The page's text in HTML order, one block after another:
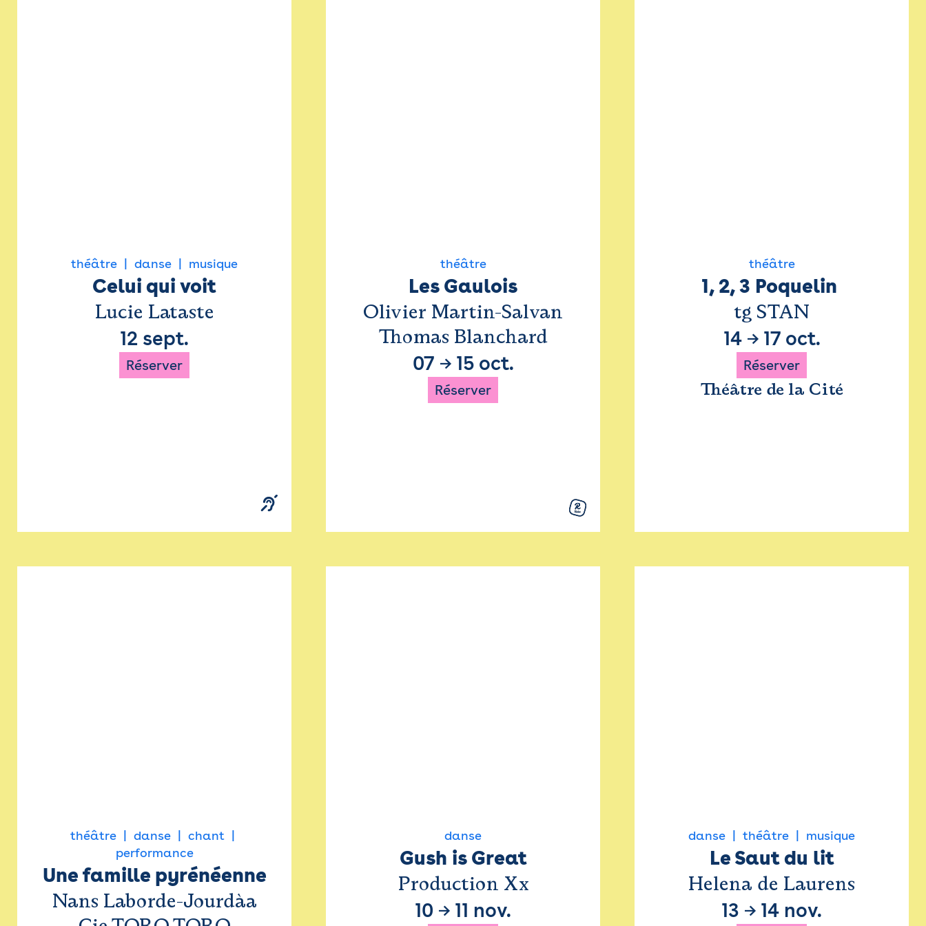
théâtre danse musique
Celui qui voit
Lucie Lataste
12 sept.
Réserver
théâtre
Les Gaulois
Olivier Martin-Salvan
Thomas Blanchard
07 → 15 oct.
Réserver
théâtre
1, 2, 3 Poquelin
tg STAN
14→ 17 oct.
Réserver
Théâtre de la Cité
théâtre danse
chant
performance
Une famille pyrénéenne
Nans Laborde-Jourdàa
danse
Gush is Great
Production Xx
10 → 11 nov.
danse théâtre musique
Le Saut du lit
Helena de Laurens
13 → 14 nov.